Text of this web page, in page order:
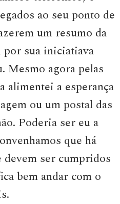
ao seu ponto de
um resumo da
sua iniciatiava
Mesmo agora pelas
alimentei a esperança
ou um postal das
Poderia ser eu a
que há
ser cumpridos
bem andar com o